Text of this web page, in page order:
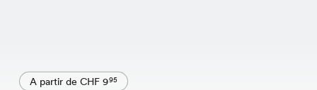
A partir de CHF 995